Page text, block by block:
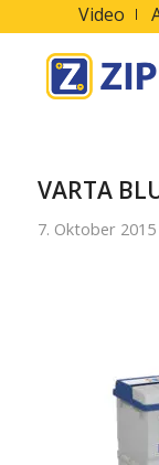
Video
VARTA
7. Oktober 2015